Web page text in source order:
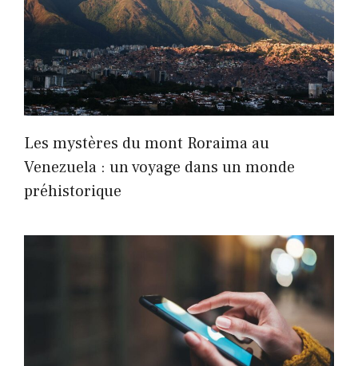
Les mystères du mont Roraima au
Venezuela : un voyage dans un monde
préhistorique